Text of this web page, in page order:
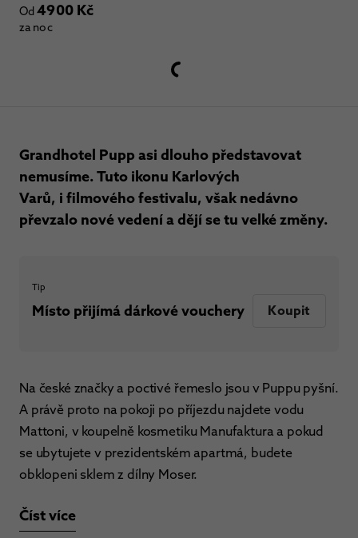
Od4900 Kč
za noc
Grandhotel Pupp asi dlouho představovat
nemusíme. Tuto ikonu Karlových
Varů, i filmového festivalu, však nedávno
převzalo nové vedení a dějí se tu velké změny.
Tip
Místo přijímá dárkové vouchery Koupit
Na české značky a poctivé řemeslo jsou v Puppu pyšní.
A právě proto na pokoji po příjezdu najdete vodu
Mattoni, v koupelně kosmetiku Manufaktura a pokud
se ubytujete v prezidentském apartmá, budete
obklopeni sklem z dílny Moser.
Číst více